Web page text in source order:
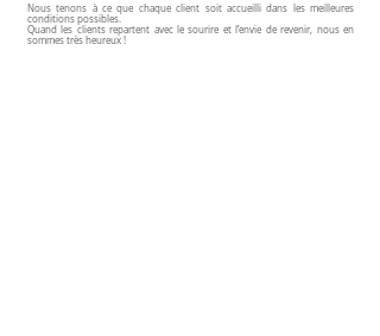
Nous tenons à ce que chaque client soit accueilli dans les meilleures
conditions possibles.
Quand les clients repartent avec le sourire et l’envie de revenir, nous en
sommes très heureux !